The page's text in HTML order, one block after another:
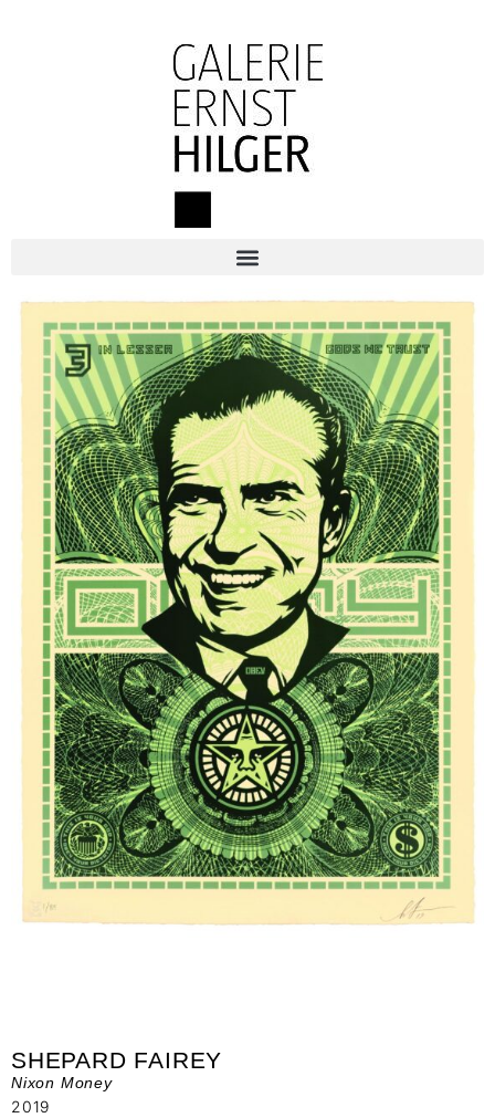
SHEPARD FAIREY
Nixon Money
2019